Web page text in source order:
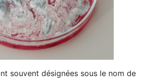
souvent désignées sous le nom de